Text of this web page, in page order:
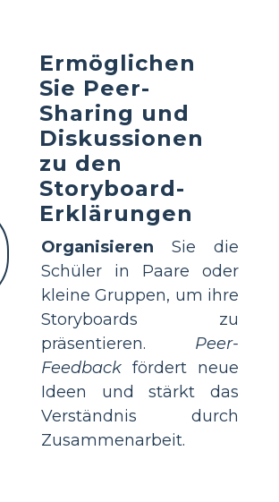
Ermöglichen
Sie Peer-
Sharing und
Diskussionen
zu den
Storyboard-
Erklärungen
Organisieren Sie die
Schüler in Paare oder
kleine Gruppen, um ihre
Storyboards zu
präsentieren. Peer-
Feedback fördert neue
Ideen und stärkt das
Verständnis durch
Zusammenarbeit.